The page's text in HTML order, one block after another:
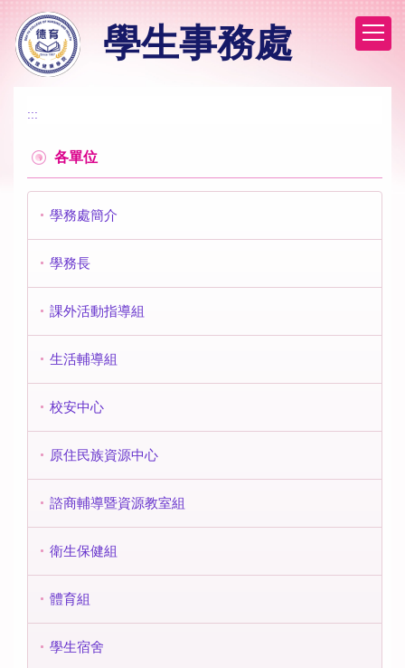
到
主
學生事務處
:::
各單位
學務處簡介
學務長
課外活動指導組
生活輔導組
校安中心
原住民族資源中心
諮商輔導暨資源教室組
衛生保健組
體育組
學生宿舍